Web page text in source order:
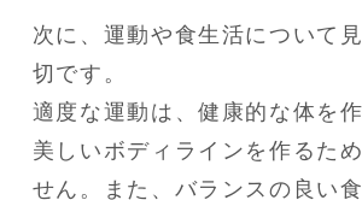
次に、運動や食生活について
切です。
適度な運動は、健康的な体を
美しいボディラインを作るた
せん。また、バランスの良い